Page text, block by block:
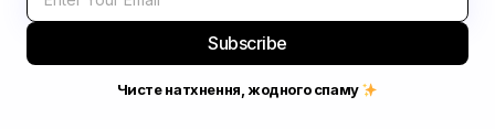
Subscribe
Чисте натхнення, жодного спаму